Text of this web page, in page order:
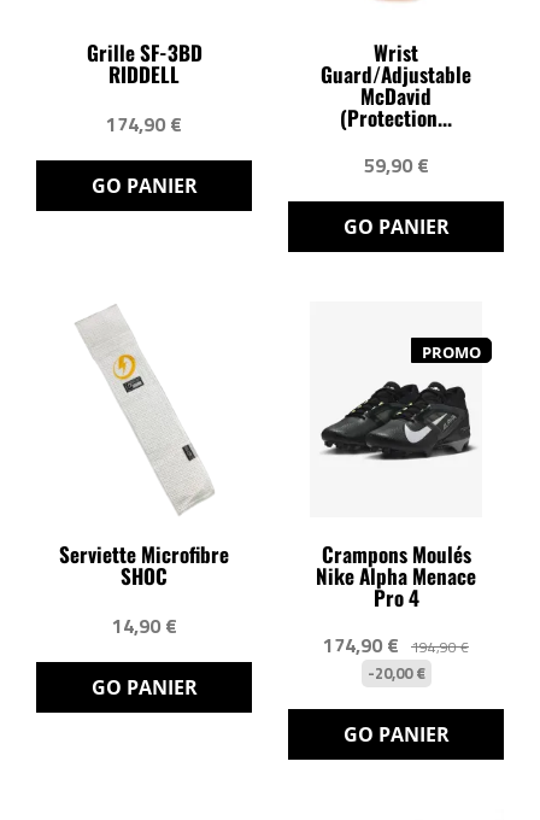
Grille SF-3BD
RIDDELL
174,90 €
GO PANIER
Wrist
Guard/Adjustable
McDavid
(protection...
59,90 €
GO PANIER
Serviette Microfibre
SHOC
14,90 €
GO PANIER
PROMO
Crampons Moulés
Nike Alpha Menace
Pro 4
174,90 € 194,90 €
-20,00 €
GO PANIER